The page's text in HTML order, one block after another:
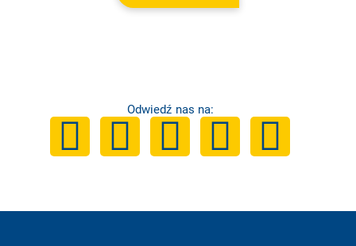
Odwiedź nas na:
F
c
Y
u
I
s
T
k
L
n